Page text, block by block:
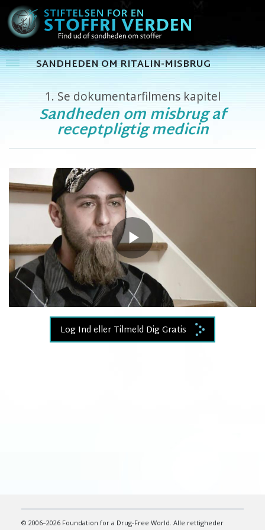
SANDHEDEN OM RITALIN-MISBRUG
1. Se dokumentarfilmens kapitel
Sandheden om misbrug af
receptpligtig medicin
Play
Video
Log Ind eller Tilmeld Dig Gratis
© 2006–2026 Foundation for a Drug-Free World. Alle rettigheder